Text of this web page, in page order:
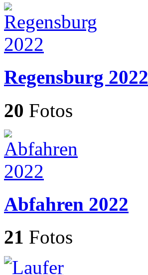
Regensburg 2022
20 Fotos
Abfahren 2022
21 Fotos